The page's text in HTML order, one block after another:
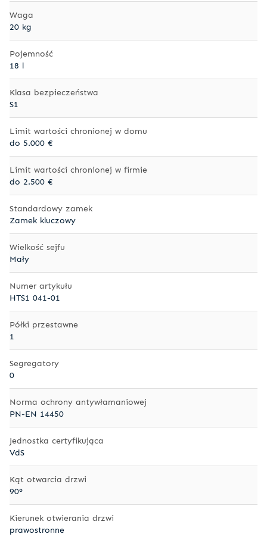
Waga
20 kg
Pojemność
18 l
Klasa bezpieczeństwa
S1
Limit wartości chronionej w domu
do 5.000 €
Limit wartości chronionej w firmie
do 2.500 €
Standardowy zamek
Zamek kluczowy
Wielkość sejfu
Mały
Numer artykułu
HTS1 041-01
Półki przestawne
1
Segregatory
0
Norma ochrony antywłamaniowej
PN-EN 14450
Jednostka certyfikująca
VdS
Kąt otwarcia drzwi
90°
Kierunek otwierania drzwi
prawostronne